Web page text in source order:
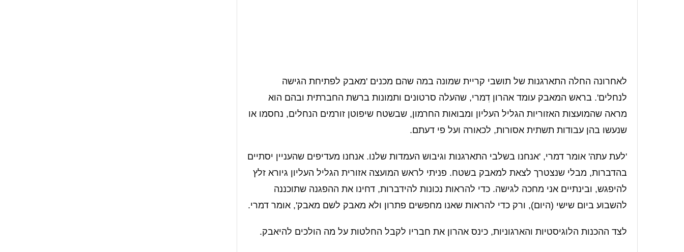
לאחרונה החלה התארגנות של תושבי קריית שמונה במה שהם מכנים 'מאבק לפתיחת הגישה
לנחלים'. בראש המאבק עומד אהרון דִמרי, שהעלה סרטונים ותמונות ברשת החברתית ובהם הוא
מראה שהמועצות האזוריות הגליל העליון ומבואות החרמון, שבשטח שיפוטן זורמים הנחלים, נחסמו או
שנעשו בהן עבודות תשתית אסורות, לכאורה ועל פי דעתם.
'לעת עתה' אומר דמרי, 'אנחנו בשלבי התארגנות וגיבוש העמדות שלנו. אנחנו מעדיפים שהעניין יסתיים
בהדברות, מבלי שנצטרך לצאת למאבק בשטח. פניתי לראש המועצה אזורית הגליל העליון גיורא זלץ
להיפגש, ובינתיים אני מחכה לגישה. כדי להראות נכונות להידברות, דחינו את ההפגנה שתוכננה
להשבוע ביום שישי (היום), ורק כדי להראות שאנו מחפשים פתרון ולא מאבק לשם מאבק', אומר דמרי.
לצד ההכנות הלוגיסטיות והארגוניות, כינס אהרון את חבריו לקבל החלטות על מה הולכים להיאבק.